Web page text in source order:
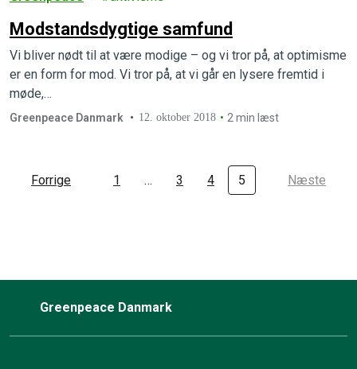
Modstandsdygtige samfund
Vi bliver nødt til at være modige – og vi tror på, at optimisme
er en form for mod. Vi tror på, at vi går en lysere fremtid i
møde,…
Greenpeace Danmark 12. oktober 2018 2 min læst
Forrige 1 … 3 4 5 Næste
Greenpeace Danmark